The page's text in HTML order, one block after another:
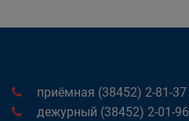
приёмная (38452) 2-81-37
дежурный (38452) 2-01-96